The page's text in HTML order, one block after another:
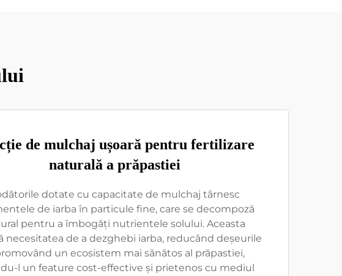
de mulchaj ușoară pentru fertilizare
naturală a prăpastiei
dotate cu capacitate de mulchaj târnesc
de iarba în particule fine, care se decompoză
pentru a îmbogăți nutrientele solului. Aceasta
necesitatea de a dezghebi iarba, reducând deșeurile
un ecosistem mai sănătos al prăpastiei,
l un feature cost-effective și prietenos cu mediul